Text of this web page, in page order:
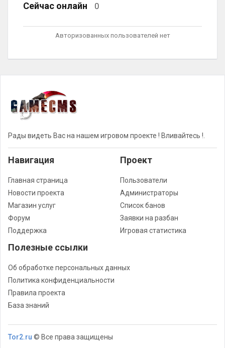
Сейчас онлайн 0
Авторизованных пользователей нет
Рады видеть Вас на нашем игровом проекте ! Вливайтесь !.
Навигация
Главная страница
Новости проекта
Магазин услуг
Форум
Поддержка
Проект
Пользователи
Администраторы
Список банов
Заявки на разбан
Игровая статистика
Полезные ссылки
Об обработке персональных данных
Политика конфиденциальности
Правила проекта
База знаний
Tor2.ru © Все права защищены